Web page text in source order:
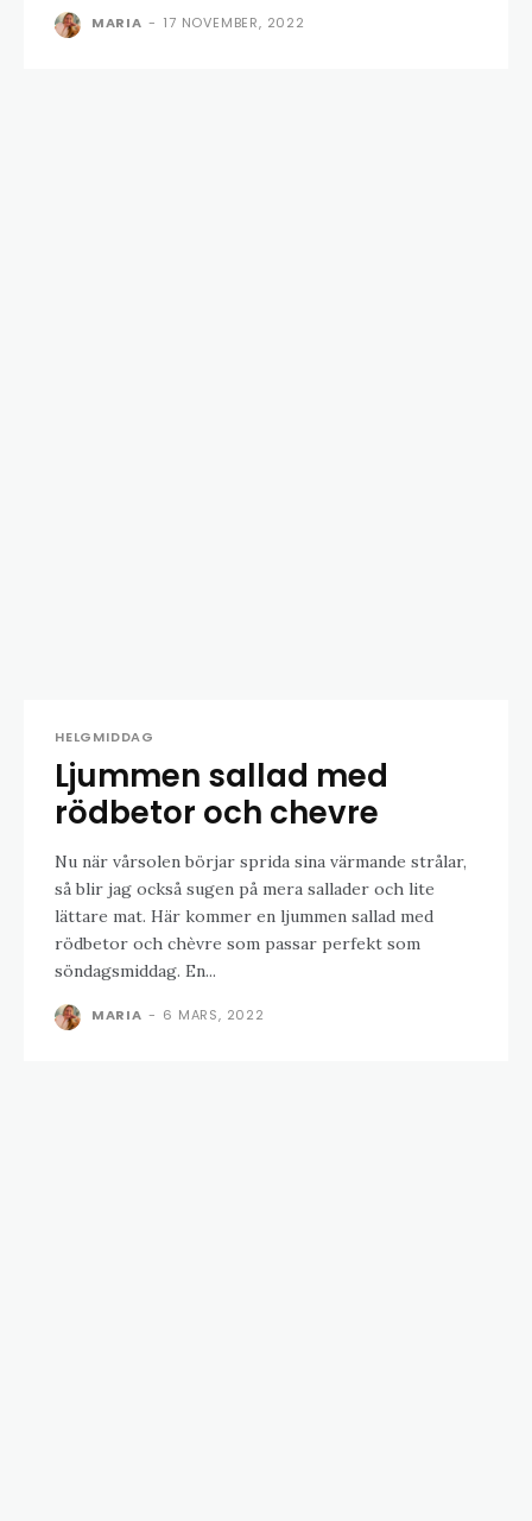
MARIA - 17 NOVEMBER, 2022
HELGMIDDAG
Ljummen sallad med
rödbetor och chevre
Nu när vårsolen börjar sprida sina värmande strålar,
så blir jag också sugen på mera sallader och lite
lättare mat. Här kommer en ljummen sallad med
rödbetor och chèvre som passar perfekt som
söndagsmiddag. En...
MARIA - 6 MARS, 2022